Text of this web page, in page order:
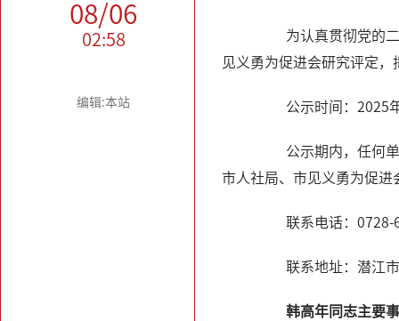
08/06
02:58
编辑:本站
为认真贯彻党的二
见义勇为促进会研究评定
公示时间：2025
公示期内，任何单
市人社局、市见义勇为促进
联系电话：0728-
联系地址：潜江市
韩高年同志主要